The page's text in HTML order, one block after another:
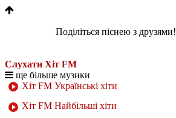
Поділіться піснею з друзями!
Слухати Хіт FM
ще більше музики
Хіт FM Українські хіти
Хіт FM Найбільші хіти